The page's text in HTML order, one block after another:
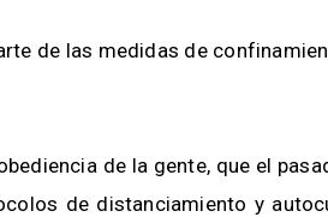
de las medidas de
de la gente, que el
de distanciamiento y